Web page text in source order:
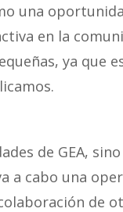
una
en la
ya que
de GEA,
a cabo una
de